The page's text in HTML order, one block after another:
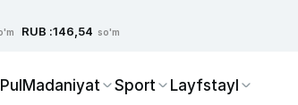
RUB :146,54 so'm
PulMadaniyat Sport Layfstayl